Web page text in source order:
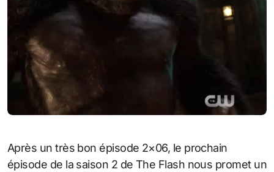
Après un très bon épisode 2×06, le prochain
épisode de la saison 2 de The Flash nous promet un